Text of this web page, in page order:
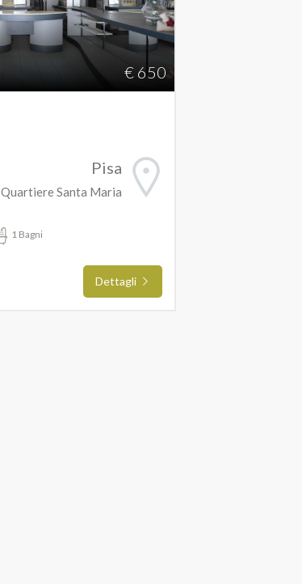
€ 650
Pisa
Quartiere Santa Maria
1 Bagni
Dettagli